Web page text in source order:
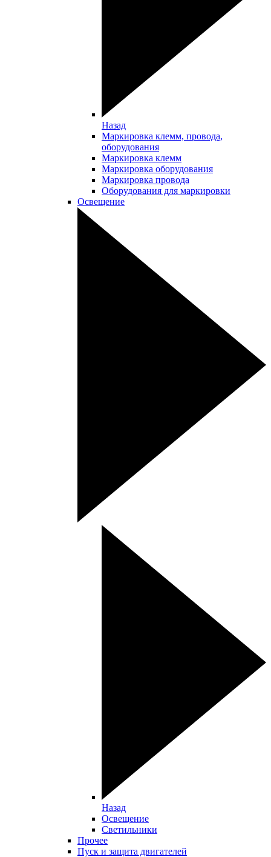
Назад
Маркировка клемм, провода,
оборудования
Маркировка клемм
Маркировка оборудования
Маркировка провода
Оборудования для маркировки
Освещение
Назад
Освещение
Светильники
Прочее
Пуск и защита двигателей